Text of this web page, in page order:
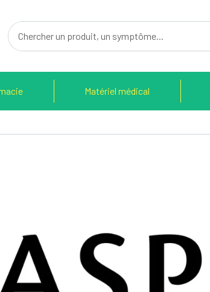
du Therain Votre pharmacie en ligne à votre
Matériel médical